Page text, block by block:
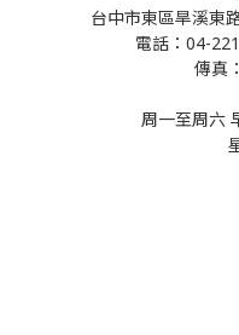
台中市東區旱溪東
電話：04-
傳真
周一至周六